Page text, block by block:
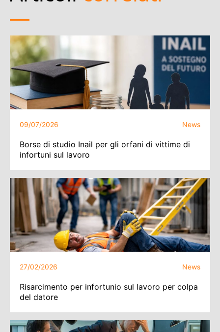
09/07/2026 News
Borse di studio Inail per gli orfani di vittime di
infortuni sul lavoro
27/02/2026 News
Risarcimento per infortunio sul lavoro per colpa
del datore